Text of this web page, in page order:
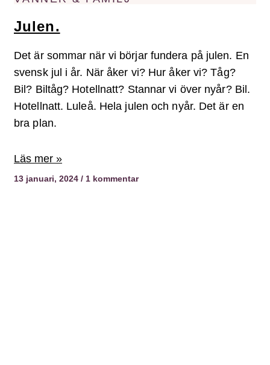
Julen.
Det är sommar när vi börjar fundera på julen. En
svensk jul i år. När åker vi? Hur åker vi? Tåg?
Bil? Biltåg? Hotellnatt? Stannar vi över nyår? Bil.
Hotellnatt. Luleå. Hela julen och nyår. Det är en
bra plan.
Läs mer »
13 januari, 2024 1 kommentar